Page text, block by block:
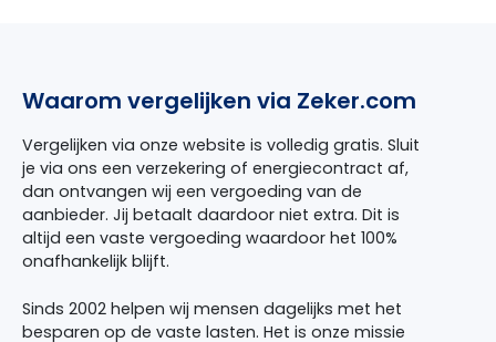
Waarom vergelijken via Zeker.com
Vergelijken via onze website is volledig gratis. Sluit
je via ons een verzekering of energiecontract af,
dan ontvangen wij een vergoeding van de
aanbieder. Jij betaalt daardoor niet extra. Dit is
altijd een vaste vergoeding waardoor het 100%
onafhankelijk blijft.
Sinds 2002 helpen wij mensen dagelijks met het
besparen op de vaste lasten. Het is onze missie